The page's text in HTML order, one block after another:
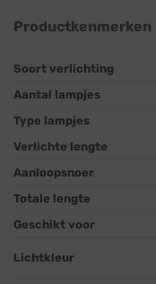
Productkenmerken
Soort verlichting
Aantal lampjes
Type lampjes
Verlichte lengte
Aanloopsnoer
Totale lengte
Geschikt voor
Lichtkleur